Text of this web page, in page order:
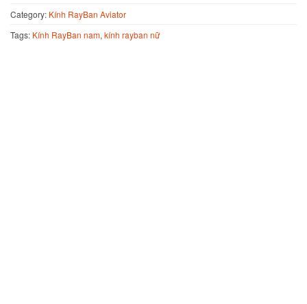
Category: Kính RayBan Aviator
Tags: Kính RayBan nam, kính rayban nữ